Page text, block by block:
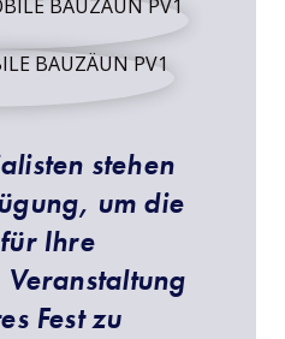
stehen
um die
Ihre
Fest zu